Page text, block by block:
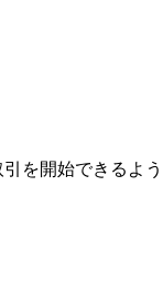
開始できるよ